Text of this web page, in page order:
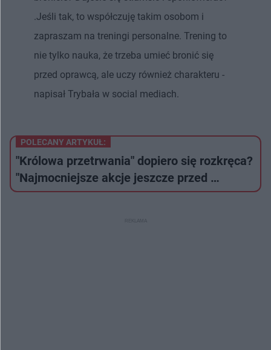
.Jeśli tak, to współczuję takim osobom i
zapraszam na treningi personalne. Trening to
nie tylko nauka, że trzeba umieć bronić się
przed oprawcą, ale uczy również charakteru -
napisał Trybała w social mediach.
POLECANY ARTYKUŁ:
"Królowa przetrwania" dopiero się rozkręca?
"Najmocniejsze akcje jeszcze przed …